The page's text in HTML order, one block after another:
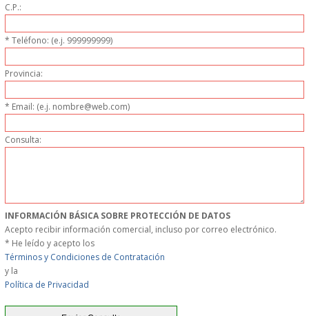
COMPLEMENTOS DE BA�O
COMPLEMENTOS DE MESA
CRISTALERIA
PERSONAL
LIMPIEZA
C.P.:
* Teléfono: (e.j. 999999999)
Provincia:
* Email: (e.j. nombre@web.com)
Consulta:
INFORMACIÓN BÁSICA SOBRE PROTECCIÓN DE DATOS
Acepto recibir información comercial, incluso por correo electrónico.
* He leído y acepto los
Términos y Condiciones de Contratación
y la
Política de Privacidad